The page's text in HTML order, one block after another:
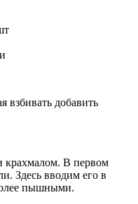
взбивать добавить
крахмалом. В первом
Здесь вводим его в
пышными.